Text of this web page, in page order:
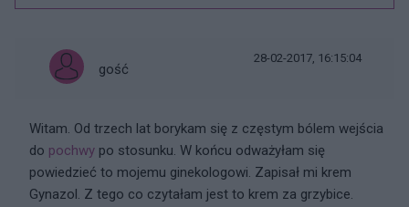
gość
28-02-2017, 16:15:04
Witam. Od trzech lat borykam się z częstym bólem wejścia
do pochwy po stosunku. W końcu odważyłam się
powiedzieć to mojemu ginekologowi. Zapisał mi krem
Gynazol. Z tego co czytałam jest to krem za grzybice.